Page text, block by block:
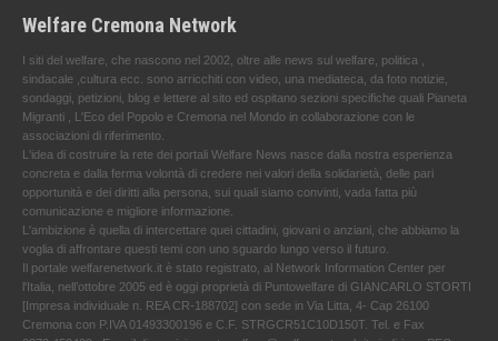
Welfare Cremona Network
I siti del welfare, che nascono nel 2002, oltre alle news sul welfare, politica ,
sindacale ,cultura ecc. sono arricchiti con video, una mediateca, da foto notizie,
sondaggi, petizioni, blog e lettere al sito ed ospitano sezioni specifiche quali Pianeta
Migranti , L'Eco del Popolo e Cremona nel Mondo in collaborazione con le
associazioni di riferimento.
L'idea di costruire la rete dei portali Welfare News nasce dalla nostra esperienza
concreta e dalla ferma volontà di credere nei valori della solidarietà, delle pari
opportunità e dei diritti alla persona, sui quali siamo convinti, vada fatta più
comunicazione e migliore informazione.
L'ambizione è quella di intercettare quei cittadini, giovani o anziani, che abbiamo la
voglia di affrontare questi temi con uno sguardo lungo verso il futuro.
Il portale welfarenetwork.it è stato registrato, al Network Information Center per
l'Italia, nell’ottobre 2005 ed è oggi proprietà di Puntowelfare di GIANCARLO STORTI
[Impresa individuale n. REA CR-188702] con sede in Via Litta, 4- Cap 26100
Cremona con P.IVA 01493300196 e C.F. STRGCR51C10D150T. Tel. e Fax